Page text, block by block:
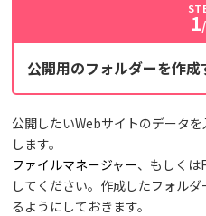
1
公開用のフォルダーを作成
公開したいWebサイトのデータ
します。
ファイルマネージャー、もしくは
してください。作成したフォル
るようにしておきます。